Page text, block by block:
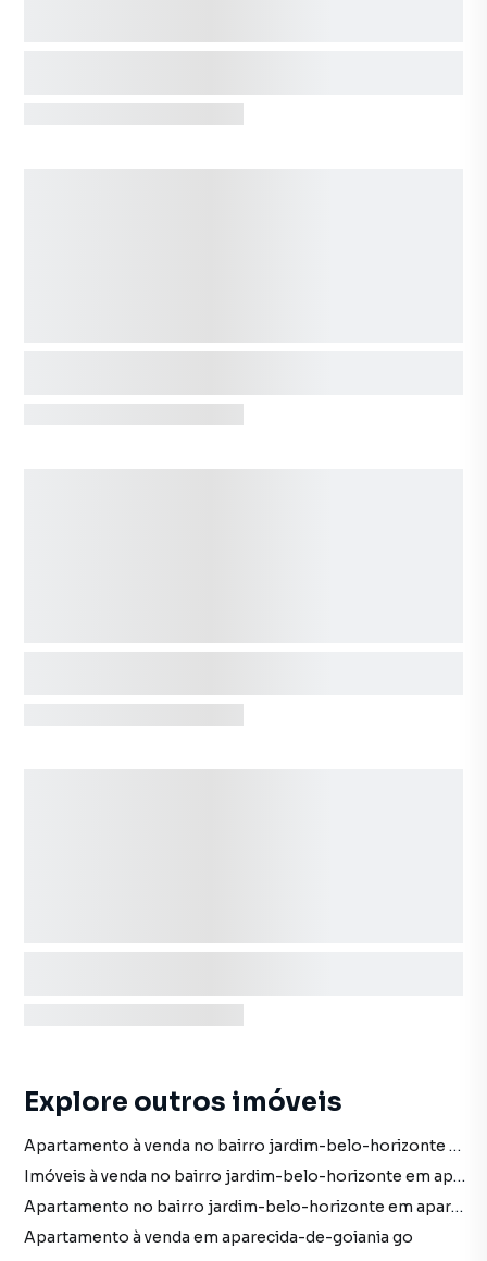
Explore outros imóveis
Apartamento à venda no bairro jardim-belo-horizonte em aparecida-de-goiania go com 1 vaga
Imóveis à venda no bairro jardim-belo-horizonte em aparecida-de-goiania go
Apartamento no bairro jardim-belo-horizonte em aparecida-de-goiania go
Apartamento à venda em aparecida-de-goiania go